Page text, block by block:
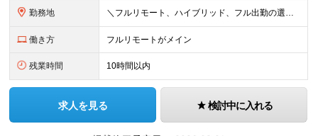
勤務地 ＼フルリモート、ハイブリッド、フル出勤の選択可＆帰社日なし／ 【下記エリアを中心とするクライアント先または自宅にて勤務】 ■首都圏：東京・埼玉・千葉・神奈川 ■関西：大阪・兵庫・京都・滋賀・奈良・和
働き方 フルリモートがメイン
残業時間 10時間以内
求人を見る 検討中に入れる